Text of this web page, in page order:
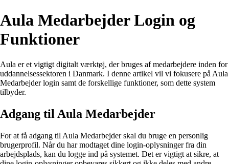
Aula Medarbejder Login og
Funktioner
Aula er et vigtigt digitalt værktøj, der bruges af medarbejdere inden for
uddannelsessektoren i Danmark. I denne artikel vil vi fokusere på Aula
Medarbejder login samt de forskellige funktioner, som dette system
tilbyder.
Adgang til Aula Medarbejder
For at få adgang til Aula Medarbejder skal du bruge en personlig
brugerprofil. Når du har modtaget dine login-oplysninger fra din
arbejdsplads, kan du logge ind på systemet. Det er vigtigt at sikre, at